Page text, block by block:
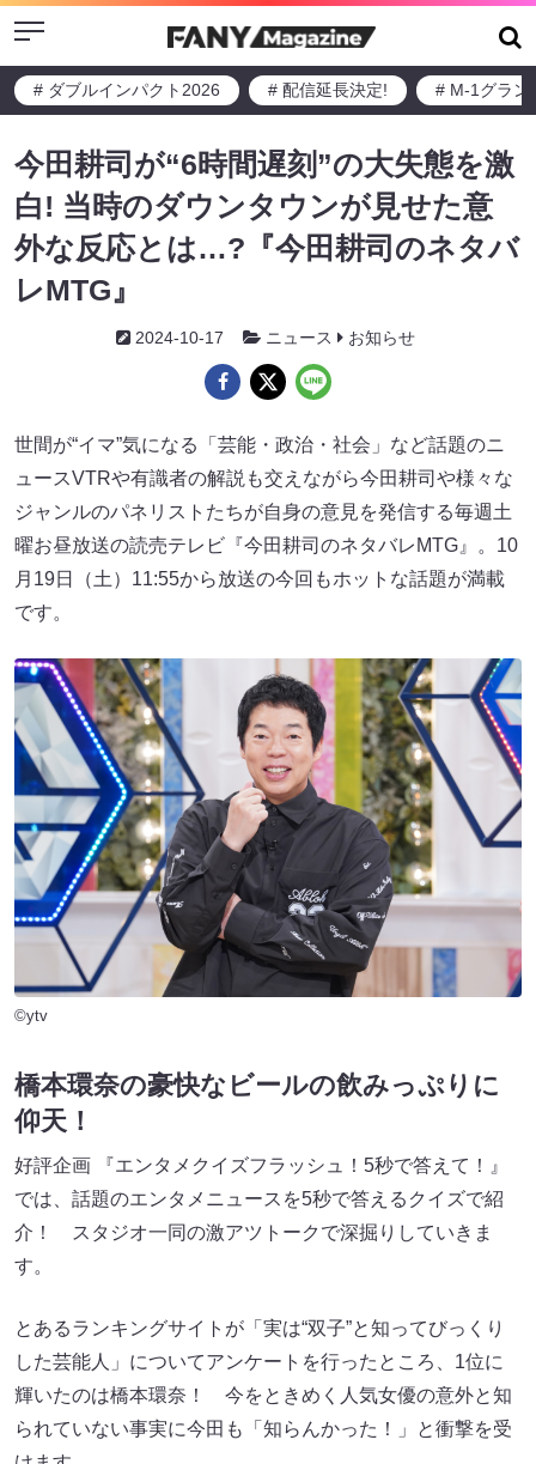
Menu
# ダブルインパクト2026 # 配信延長決定! # M-1グラン
今田耕司が“6時間遅刻”の大失態を激
白! 当時のダウンタウンが見せた意
外な反応とは…?『今田耕司のネタバ
レMTG』
2024-10-17 ニュース お知らせ
世間が“イマ”気になる「芸能・政治・社会」など話題のニ
ュースVTRや有識者の解説も交えながら今田耕司や様々な
ジャンルのパネリストたちが自身の意見を発信する毎週土
曜お昼放送の読売テレビ『今田耕司のネタバレMTG』。10
月19日（土）11:55から放送の今回もホットな話題が満載
です。
©ytv
橋本環奈の豪快なビールの飲みっぷりに
仰天！
好評企画 『エンタメクイズフラッシュ！5秒で答えて！』
では、話題のエンタメニュースを5秒で答えるクイズで紹
介！ スタジオ一同の激アツトークで深掘りしていきま
す。
とあるランキングサイトが「実は“双子”と知ってびっくり
した芸能人」についてアンケートを行ったところ、1位に
輝いたのは橋本環奈！ 今をときめく人気女優の意外と知
られていない事実に今田も「知らんかった！」と衝撃を受